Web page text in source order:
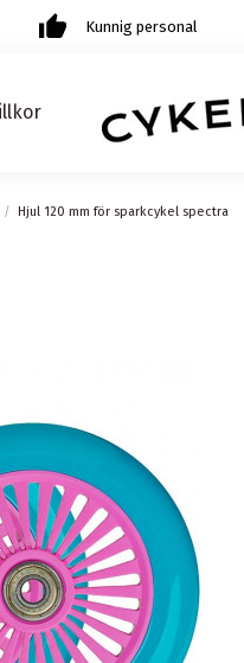
Kunnig personal
Hjul 120 mm för sparkcykel spectra